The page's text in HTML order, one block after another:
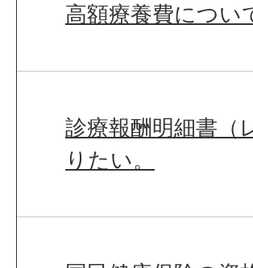
高額療養費につい
診療報酬明細書（
りたい。